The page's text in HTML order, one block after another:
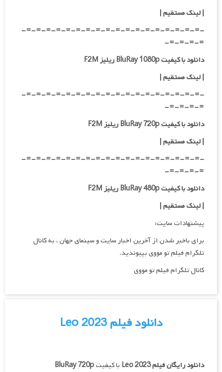
|لینک مستقیم|
-=-=-=-=-=-=-=-=-=-=-=-=-=-=-=-=-=-=-
=-=-=-=-
دانلود با کیفیت BluRay 1080p ریلیز F2M
|لینک مستقیم|
-=-=-=-=-=-=-=-=-=-=-=-=-=-=-=-=-=-=-
=-=-=-=-
دانلود با کیفیت BluRay 720p ریلیز F2M
| لینک مستقیم|
-=-=-=-=-=-=-=-=-=-=-=-=-=-=-=-=-=-=-
=-=-=-=-
دانلود با کیفیت BluRay 480p ریلیز F2M
| لینک مستقیم|
پیشنهادات سایت:
برای باخبر شدن از آخرین اخبار سایت و سینمای جهان ، به کانال
تلگرام فیلم تو مووی بپیوندید.
کانال تلگرام فیلم تو مووی
دانلود فیلم Leo 2023
دانلود رایگان فیلمLeo 2023 با کیفیتBluRay 720p